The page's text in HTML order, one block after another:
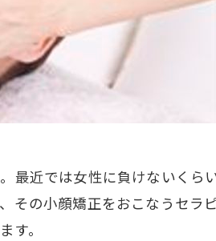
最近では女性に負けないくら
その小顔矯正をおこなうセラ
す。